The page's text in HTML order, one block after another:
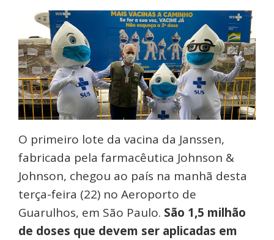
O primeiro lote da vacina da Janssen,
fabricada pela farmacêutica Johnson &
Johnson, chegou ao país na manhã desta
terça-feira (22) no Aeroporto de
Guarulhos, em São Paulo. São 1,5 milhão
de doses que devem ser aplicadas em